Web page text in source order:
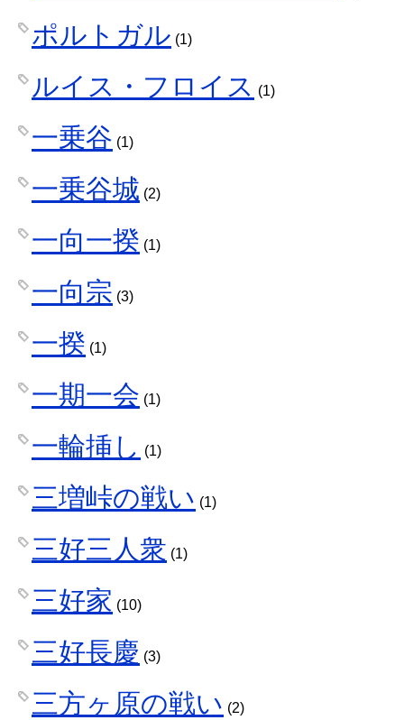
ポルトガル (1)
ルイス・フロイス (1)
一乗谷 (1)
一乗谷城 (2)
一向一揆 (1)
一向宗 (3)
一揆 (1)
一期一会 (1)
一輪挿し (1)
三増峠の戦い (1)
三好三人衆 (1)
三好家 (10)
三好長慶 (3)
三方ヶ原の戦い (2)